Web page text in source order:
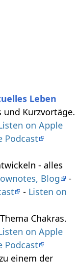
Leben
und Kurzvortäge.
on Apple
Podcast
- alles
Blog
-
- Listen on
Chakras.
on Apple
Podcast
einem der